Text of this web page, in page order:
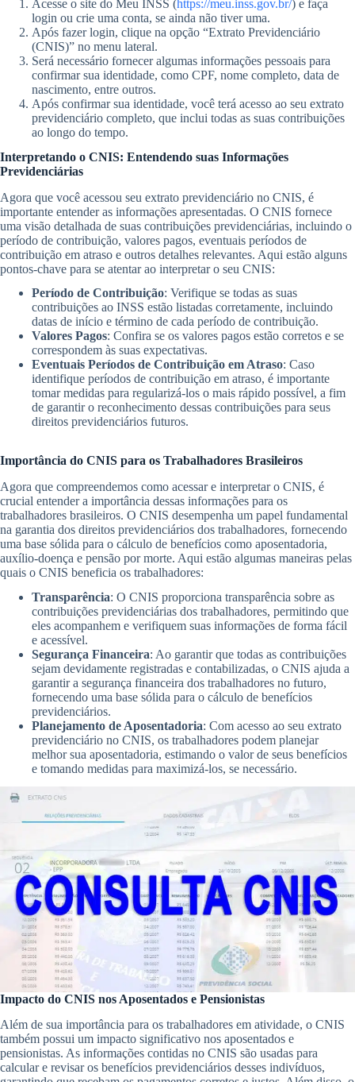
Acesse o site do Meu INSS (https://meu.inss.gov.br/) e faça
login ou crie uma conta, se ainda não tiver uma.
Após fazer login, clique na opção “Extrato Previdenciário
(CNIS)” no menu lateral.
Será necessário fornecer algumas informações pessoais para
confirmar sua identidade, como CPF, nome completo, data de
nascimento, entre outros.
Após confirmar sua identidade, você terá acesso ao seu extrato
previdenciário completo, que inclui todas as suas contribuições
ao longo do tempo.
Interpretando o CNIS: Entendendo suas Informações
Previdenciárias
Agora que você acessou seu extrato previdenciário no CNIS, é
importante entender as informações apresentadas. O CNIS fornece
uma visão detalhada de suas contribuições previdenciárias, incluindo o
período de contribuição, valores pagos, eventuais períodos de
contribuição em atraso e outros detalhes relevantes. Aqui estão alguns
pontos-chave para se atentar ao interpretar o seu CNIS:
Período de Contribuição: Verifique se todas as suas
contribuições ao INSS estão listadas corretamente, incluindo
datas de início e término de cada período de contribuição.
Valores Pagos: Confira se os valores pagos estão corretos e se
correspondem às suas expectativas.
Eventuais Períodos de Contribuição em Atraso: Caso
identifique períodos de contribuição em atraso, é importante
tomar medidas para regularizá-los o mais rápido possível, a fim
de garantir o reconhecimento dessas contribuições para seus
direitos previdenciários futuros.
Importância do CNIS para os Trabalhadores Brasileiros
Agora que compreendemos como acessar e interpretar o CNIS, é
crucial entender a importância dessas informações para os
trabalhadores brasileiros. O CNIS desempenha um papel fundamental
na garantia dos direitos previdenciários dos trabalhadores, fornecendo
uma base sólida para o cálculo de benefícios como aposentadoria,
auxílio-doença e pensão por morte. Aqui estão algumas maneiras pelas
quais o CNIS beneficia os trabalhadores:
Transparência: O CNIS proporciona transparência sobre as
contribuições previdenciárias dos trabalhadores, permitindo que
eles acompanhem e verifiquem suas informações de forma fácil
e acessível.
Segurança Financeira: Ao garantir que todas as contribuições
sejam devidamente registradas e contabilizadas, o CNIS ajuda a
garantir a segurança financeira dos trabalhadores no futuro,
fornecendo uma base sólida para o cálculo de benefícios
previdenciários.
Planejamento de Aposentadoria: Com acesso ao seu extrato
previdenciário no CNIS, os trabalhadores podem planejar
melhor sua aposentadoria, estimando o valor de seus benefícios
e tomando medidas para maximizá-los, se necessário.
Impacto do CNIS nos Aposentados e Pensionistas
Além de sua importância para os trabalhadores em atividade, o CNIS
também possui um impacto significativo nos aposentados e
pensionistas. As informações contidas no CNIS são usadas para
calcular e revisar os benefícios previdenciários desses indivíduos,